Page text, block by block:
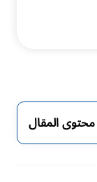
محتوى المقال